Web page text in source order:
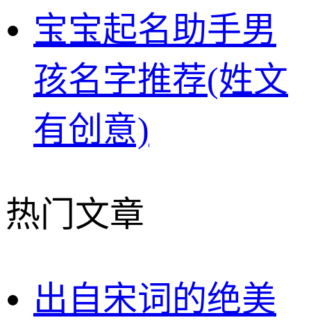
宝宝起名助手男
孩名字推荐(姓文
有创意)
热门文章
出自宋词的绝美